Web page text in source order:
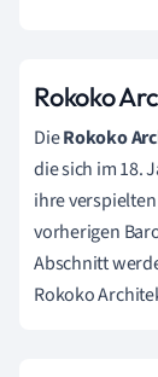
Rokoko
DieRokoko
die sich im 18.
ihre
vorherigen
Abschnitt
Rokoko